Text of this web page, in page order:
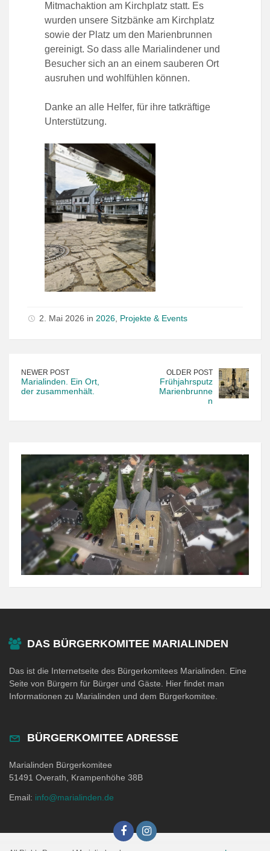
Mitmachaktion am Kirchplatz statt. Es
wurden unsere Sitzbänke am Kirchplatz
sowie der Platz um den Marienbrunnen
gereinigt. So dass alle Marialindener und
Besucher sich an an einem sauberen Ort
ausruhen und wohlfühlen können.
Danke an alle Helfer, für ihre tatkräftige
Unterstützung.
2. Mai 2026 in 2026 Projekte & Events
NEWER POST
Marialinden. Ein Ort,
der zusammenhält.
OLDER POST
Frühjahrsputz
Marienbrunne
n
DAS BÜRGERKOMITEE MARIALINDEN
Das ist die Internetseite des Bürgerkomitees Marialinden. Eine
Seite von Bürgern für Bürger und Gäste. Hier findet man
Informationen zu Marialinden und dem Bürgerkomitee.
BÜRGERKOMITEE ADRESSE
Marialinden Bürgerkomitee
51491 Overath, Krampenhöhe 38B
Email: info@marialinden.de